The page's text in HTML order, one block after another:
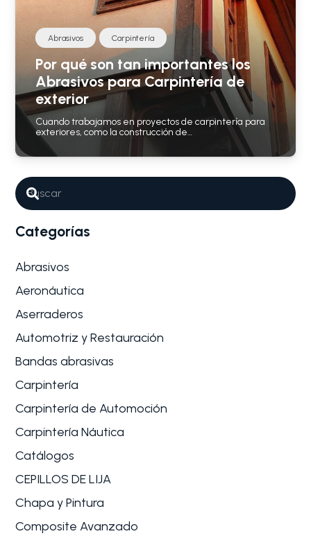
Abrasivos Carpintería
Por qué son tan importantes los
Abrasivos para Carpintería de
exterior
Cuando trabajamos en proyectos de carpintería para
exteriores, como la construcción de…
Categorías
Abrasivos
Aeronáutica
Aserraderos
Automotriz y Restauración
Bandas abrasivas
Carpintería
Carpintería de Automoción
Carpintería Náutica
Catálogos
CEPILLOS DE LIJA
Chapa y Pintura
Composite Avanzado